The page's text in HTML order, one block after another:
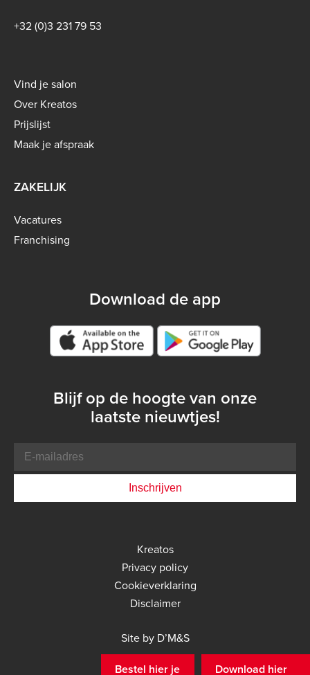
+32 (0)3 231 79 53
Footer
menu
-
B2C
Vind je salon
Over Kreatos
Prijslijst
Maak je afspraak
ZAKELIJK
Vacatures
Franchising
Download de app
Google play store
Blijf op de hoogte van onze
laatste nieuwtjes!
mailadres
Kreatos
Privacy policy
Cookieverklaring
Disclaimer
Site by D’M&S
Bestel hier je Download hier